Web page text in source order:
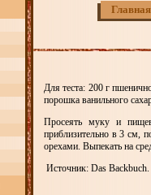
Главная
Для теста: 200 г
порошка ванильного
Просеять муку и
приблизительно в 3 см,
орехами. Выпекать на
Источник: Das